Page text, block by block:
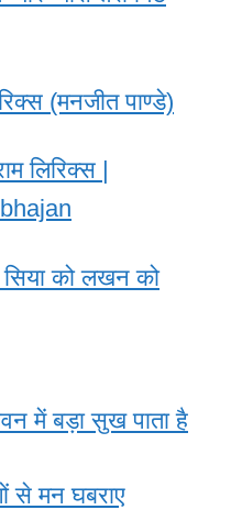
(मनजीत पाण्डे)
लिरिक्स |
को लखन को
में बड़ा सुख पाता है
से मन घबराए